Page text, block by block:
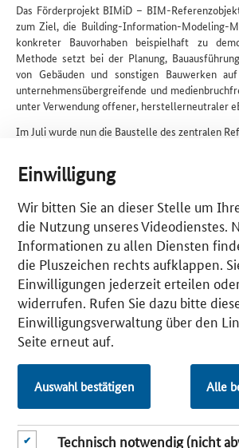
Einwilligung
Wir bitten Sie an dieser Stelle um
die Nutzung unseres Videodienstes.
Informationen zu allen Diensten
die Pluszeichen rechts aufklappen.
Einwilligungen jederzeit erteilen
widerrufen. Rufen Sie dazu bitte
Einwilligungsverwaltung über den
Seite erneut auf.
Auswahl bestätigen Alle
Technisch notwendig (nicht
Das Förderprojekt BIMiD – BIM-
zum Ziel, die Building-Information-Modeling-
konkreter Bauvorhaben beispielhaft zu
Methode setzt bei der Planung,
von Gebäuden und sonstigen Bauwerken
unternehmensübergreifende und
unter Verwendung offener, herstellerneutraler
Im Juli wurde nun die Baustelle des zentralen
eingerichtet. Kurz darauf haben die Erdarbeiten
Baubeginn sind bereits am virtuellen
Planern ein aus dem BIM-Modell abgeleiteter
Gebäudeprototyp" zur Verfügung, der für virtuelle
"Immersive Engineering Lab" des Fraunhofer
wurde. Bei diesem handelt es sich um ein
interaktiven und räumlichen Visualisierung von
so realistisch zu erleben, als wäre das
und bereits vor dem Spatenstich konnten letzte
und mögliche Konflikte ausgeräumt werden.
Näheres zum aktuellen Stand bei den beiden
wird beim nächsten öffentlichen
BIMiD-
Oktober 2015 in Neumarkt i. d. OPf. präsentiert.
BIMiD - BIM-Referenzobjekt in Deutschland -